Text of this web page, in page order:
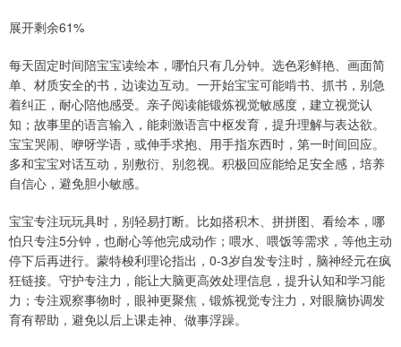
展开剩余61%
每天固定时间陪宝宝读绘本，哪怕只有几分钟。选色彩鲜艳、画面简
单、材质安全的书，边读边互动。一开始宝宝可能啃书、抓书，别急
着纠正，耐心陪他感受。亲子阅读能锻炼视觉敏感度，建立视觉认
知；故事里的语言输入，能刺激语言中枢发育，提升理解与表达欲。
宝宝哭闹、咿呀学语，或伸手求抱、用手指东西时，第一时间回应。
多和宝宝对话互动，别敷衍、别忽视。积极回应能给足安全感，培养
自信心，避免胆小敏感。
宝宝专注玩玩具时，别轻易打断。比如搭积木、拼拼图、看绘本，哪
怕只专注5分钟，也耐心等他完成动作；喂水、喂饭等需求，等他主动
停下后再进行。蒙特梭利理论指出，0-3岁自发专注时，脑神经元在疯
狂链接。守护专注力，能让大脑更高效处理信息，提升认知和学习能
力；专注观察事物时，眼神更聚焦，锻炼视觉专注力，对眼脑协调发
育有帮助，避免以后上课走神、做事浮躁。